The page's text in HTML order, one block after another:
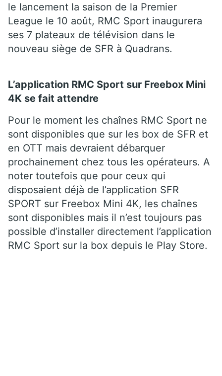
le lancement la saison de la Premier
League le 10 août, RMC Sport inaugurera
ses 7 plateaux de télévision dans le
nouveau siège de SFR à Quadrans.
L’application RMC Sport sur Freebox Mini
4K se fait attendre
Pour le moment les chaînes RMC Sport ne
sont disponibles que sur les box de SFR et
en OTT mais devraient débarquer
prochainement chez tous les opérateurs. A
noter toutefois que pour ceux qui
disposaient déjà de l’application SFR
SPORT sur Freebox Mini 4K, les chaînes
sont disponibles mais il n’est toujours pas
possible d’installer directement l’application
RMC Sport sur la box depuis le Play Store.